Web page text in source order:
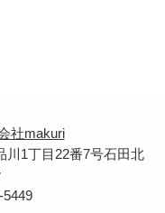
社makuri
川1丁目22番7号石田北
5449